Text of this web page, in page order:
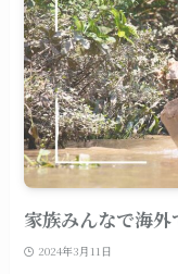
家族みんなで海
2024年3月11日